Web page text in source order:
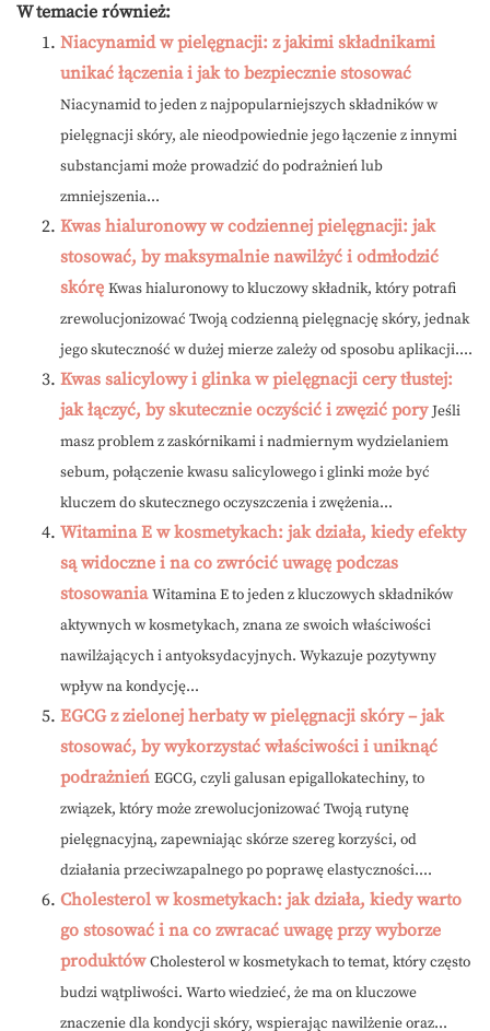
W temacie również:
Niacynamid w pielęgnacji: z jakimi składnikami
unikać łączenia i jak to bezpiecznie stosować
Niacynamid to jeden z najpopularniejszych składników w
pielęgnacji skóry, ale nieodpowiednie jego łączenie z innymi
substancjami może prowadzić do podrażnień lub
zmniejszenia...
Kwas hialuronowy w codziennej pielęgnacji: jak
stosować, by maksymalnie nawilżyć i odmłodzić
skórę Kwas hialuronowy to kluczowy składnik, który potrafi
zrewolucjonizować Twoją codzienną pielęgnację skóry, jednak
jego skuteczność w dużej mierze zależy od sposobu aplikacji....
Kwas salicylowy i glinka w pielęgnacji cery tłustej:
jak łączyć, by skutecznie oczyścić i zwęzić pory Jeśli
masz problem z zaskórnikami i nadmiernym wydzielaniem
sebum, połączenie kwasu salicylowego i glinki może być
kluczem do skutecznego oczyszczenia i zwężenia...
Witamina E w kosmetykach: jak działa, kiedy efekty
są widoczne i na co zwrócić uwagę podczas
stosowania Witamina E to jeden z kluczowych składników
aktywnych w kosmetykach, znana ze swoich właściwości
nawilżających i antyoksydacyjnych. Wykazuje pozytywny
wpływ na kondycję...
EGCG z zielonej herbaty w pielęgnacji skóry – jak
stosować, by wykorzystać właściwości i uniknąć
podrażnień EGCG, czyli galusan epigallokatechiny, to
związek, który może zrewolucjonizować Twoją rutynę
pielęgnacyjną, zapewniając skórze szereg korzyści, od
działania przeciwzapalnego po poprawę elastyczności....
Cholesterol w kosmetykach: jak działa, kiedy warto
go stosować i na co zwracać uwagę przy wyborze
produktów Cholesterol w kosmetykach to temat, który często
budzi wątpliwości. Warto wiedzieć, że ma on kluczowe
znaczenie dla kondycji skóry, wspierając nawilżenie oraz...